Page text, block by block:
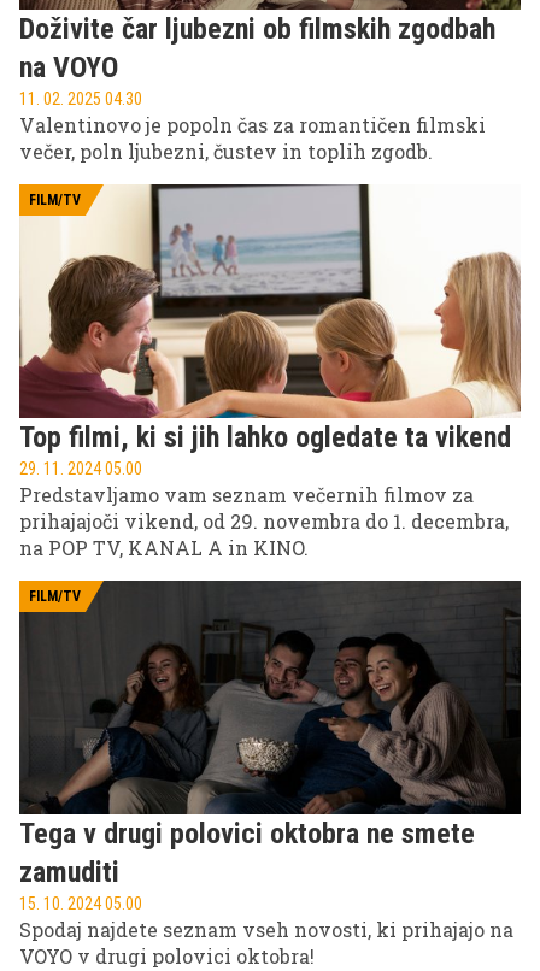
Doživite čar ljubezni ob filmskih zgodbah
na VOYO
11. 02. 2025 04.30
Valentinovo je popoln čas za romantičen filmski
večer, poln ljubezni, čustev in toplih zgodb.
FILM/TV
Top filmi, ki si jih lahko ogledate ta vikend
29. 11. 2024 05.00
Predstavljamo vam seznam večernih filmov za
prihajajoči vikend, od 29. novembra do 1. decembra,
na POP TV, KANAL A in KINO.
FILM/TV
Tega v drugi polovici oktobra ne smete
zamuditi
15. 10. 2024 05.00
Spodaj najdete seznam vseh novosti, ki prihajajo na
VOYO v drugi polovici oktobra!